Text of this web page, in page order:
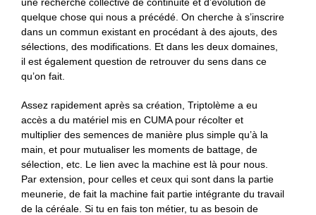
quelque chose qui nous a précédé. On cherche à s’inscrire
dans un commun existant en procédant à des ajouts, des
sélections, des modifications. Et dans les deux domaines,
il est également question de retrouver du sens dans ce
qu’on fait.
Assez rapidement après sa création, Triptolème a eu
accès a du matériel mis en CUMA pour récolter et
multiplier des semences de manière plus simple qu’à la
main, et pour mutualiser les moments de battage, de
sélection, etc. Le lien avec la machine est là pour nous.
Par extension, pour celles et ceux qui sont dans la partie
meunerie, de fait la machine fait partie intégrante du travail
de la céréale. Si tu en fais ton métier, tu as besoin de